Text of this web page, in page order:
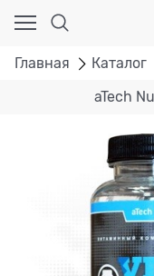
Главная Каталог
aTech